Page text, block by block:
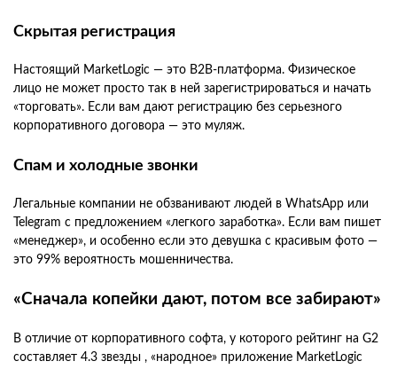
Скрытая регистрация
Настоящий MarketLogic — это B2B-платформа. Физическое
лицо не может просто так в ней зарегистрироваться и начать
«торговать». Если вам дают регистрацию без серьезного
корпоративного договора — это муляж.
Спам и холодные звонки
Легальные компании не обзванивают людей в WhatsApp или
Telegram с предложением «легкого заработка». Если вам пишет
«менеджер», и особенно если это девушка с красивым фото —
это 99% вероятность мошенничества.
«Сначала копейки дают, потом все забирают»
В отличие от корпоративного софта, у которого рейтинг на G2
составляет 4.3 звезды , «народное» приложение MarketLogic